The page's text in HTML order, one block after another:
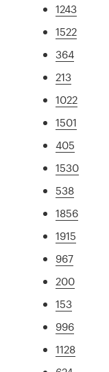
1243
1522
364
213
1022
1501
405
1530
538
1856
1915
967
200
153
996
1128